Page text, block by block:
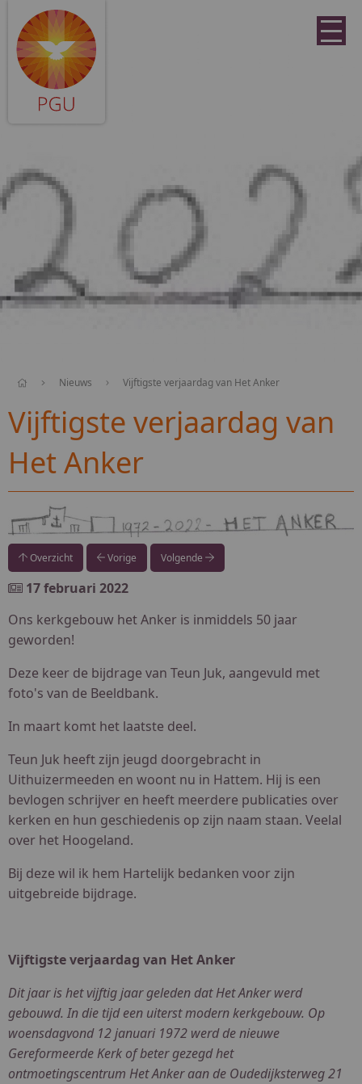
Nieuws Vijftigste verjaardag van Het Anker
Vijftigste verjaardag van
Het Anker
Overzicht Vorige Volgende
17 februari 2022
Ons kerkgebouw het Anker is inmiddels 50 jaar
geworden!
Deze keer de bijdrage van Teun Juk, aangevuld met
foto's van de Beeldbank.
In maart komt het laatste deel.
Teun Juk heeft zijn jeugd doorgebracht in
Uithuizermeeden en woont nu in Hattem. Hij is een
bevlogen schrijver en heeft meerdere publicaties over
kerken en hun geschiedenis op zijn naam staan. Veelal
over het Hoogeland.
Bij deze wil ik hem Hartelijk bedanken voor zijn
uitgebreide bijdrage.
Vijftigste verjaardag van Het Anker
Dit jaar is het vijftig jaar geleden dat Het Anker werd
gebouwd. In die tijd een uiterst modern kerkgebouw. Op
woensdagvond 12 januari 1972 werd de nieuwe
Gereformeerde Kerk of beter gezegd het
ontmoetingscentrum Het Anker aan de Oudedijksterweg 21